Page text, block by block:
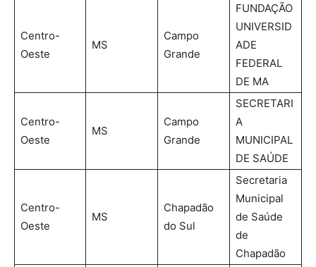
Centro-
Oeste
MS
Campo
Grande
FUNDAÇÃO
UNIVERSID
ADE
FEDERAL
DE MA
Centro-
Oeste
MS
Campo
Grande
SECRETARI
A
MUNICIPAL
DE SAÚDE
Centro-
Oeste
MS
Chapadão
do Sul
Secretaria
Municipal
de Saúde
de
Chapadão